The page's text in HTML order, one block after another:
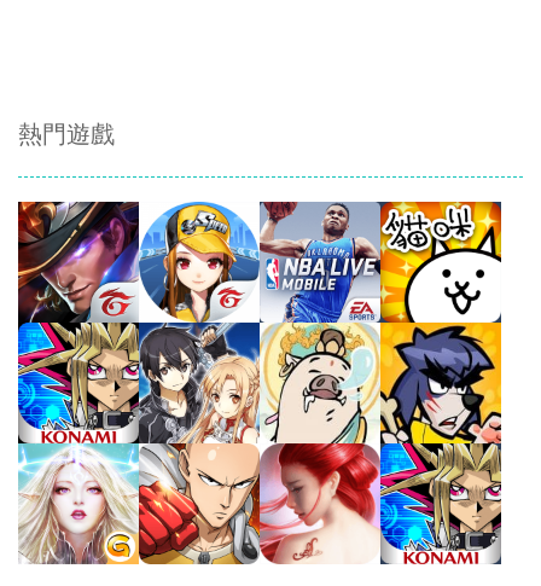
熱門遊戲
Play Play Play Play
Play Play Play Play